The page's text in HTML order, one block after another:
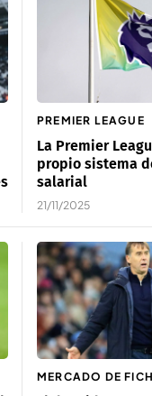
PREMIER LEAGUE
La Premier
propio sistema
salarial
21/11/2025
MERCADO DE